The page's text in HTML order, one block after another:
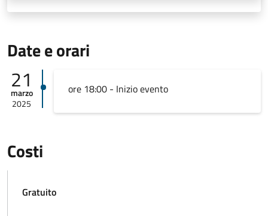
Date e orari
21
marzo
2025
ore 18:00 - Inizio evento
Costi
Gratuito